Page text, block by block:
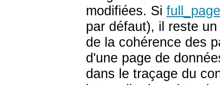
modifiées. Si
par défaut), il reste
de la cohérence des
d'une page de
dans le traçage du